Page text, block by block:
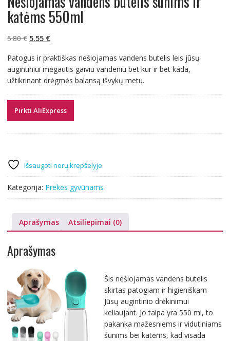
katėms 550ml
5.80€ Original
was:
5.80 €.
5.55 €Current
is:
5.55 €.
Patogus ir praktiškas nešiojamas vandens butelis leis jūsų
augintiniui mėgautis gaiviu vandeniu bet kur ir bet kada,
užtikrinant drėgmės balansą išvykų metu.
Pirkti AliExpress
Išsaugoti norų krepšelyje
Kategorija: Prekės gyvūnams
Aprašymas Atsiliepimai (0)
Aprašymas
Šis nešiojamas vandens butelis
skirtas patogiam ir higieniškam
Jūsų augintinio drėkinimui
keliaujant. Jo talpa yra 550 ml, to
pakanka mažesniems ir vidutiniams
šunims bei katėms, kad visada